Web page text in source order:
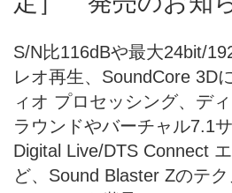
S/N比116dBや最大24bit/
レオ再生、SoundCore 3D
ィオ プロセッシング、デ
ラウンドやバーチャル7.1
Digital Live/DTS Connect
ど、Sound Blaster Zのテ